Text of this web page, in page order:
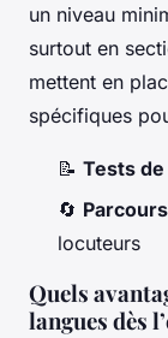
un niveau
surtout en
mettent en
spécifiques
📝 Tests
🔄
locuteurs
Quels
langues dès